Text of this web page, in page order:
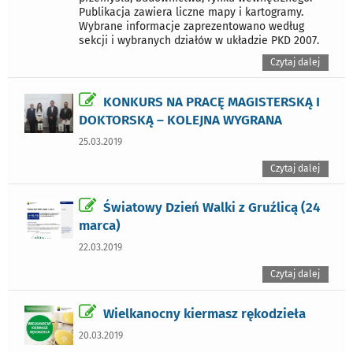
Publikacja zawiera liczne mapy i kartogramy.
Wybrane informacje zaprezentowano według
sekcji i wybranych działów w układzie PKD 2007.
Czytaj dalej
KONKURS NA PRACĘ MAGISTERSKĄ I
DOKTORSKĄ – KOLEJNA WYGRANA
25.03.2019
Czytaj dalej
Światowy Dzień Walki z Gruźlicą (24
marca)
22.03.2019
Czytaj dalej
Wielkanocny kiermasz rękodzieła
20.03.2019